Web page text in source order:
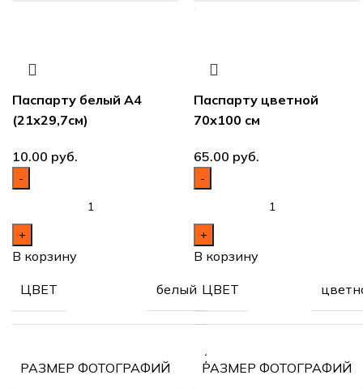
Паспарту белый А4
(21х29,7см)
руб.
В корзину
ЦВЕТ белый
РАЗМЕР ФОТОГРАФИЙ
21х29.7
см (А4)
Паспарту цветной
70х100 см
руб.
В корзину
ЦВЕТ
РАЗМЕР ФОТОГРАФИЙ